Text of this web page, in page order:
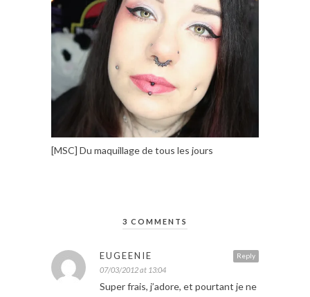
[MSC] Du maquillage de tous les jours
3 COMMENTS
Reply
EUGEENIE
07/03/2012 at 13:04
Super frais, j’adore, et pourtant je ne